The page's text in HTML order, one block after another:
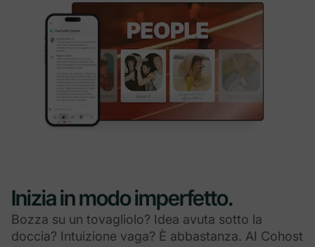
Inizia in modo imperfetto.
Bozza su un tovagliolo? Idea avuta sotto la
doccia? Intuizione vaga? È abbastanza. AI Cohost